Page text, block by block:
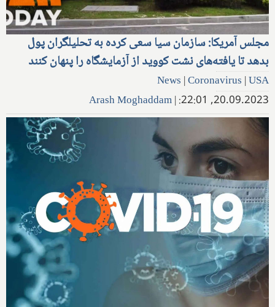
مجلس آمریکا: سازمان سیا سعی کرده به تحلیلگران پول
بدهد تا یافته‌های نشت کووید از آزمایشگاه را پنهان کنند
News |Coronavirus |USA
20.09.2023, 22:01:
|
Arash Moghaddam